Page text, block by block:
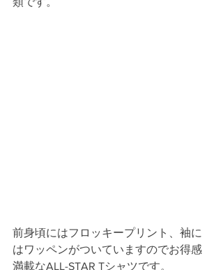
前身頃にはフロッキープリント、袖に
はワッペンがついていますのでお得感
満載なALL-STAR Tシャツです。